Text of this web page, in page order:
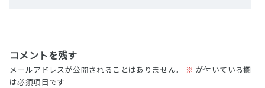
コメントを残す
メールアドレスが公開されることはありません。 ※ が付いている欄
は必須項目です